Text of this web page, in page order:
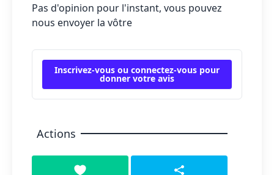
Pas d'opinion pour l'instant, vous pouvez
nous envoyer la vôtre
Inscrivez-vous ou connectez-vous pour
donner votre avis
Actions